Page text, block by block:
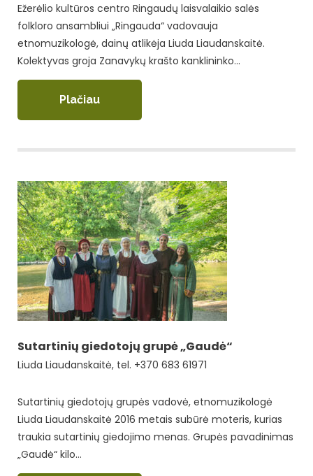
Ežerėlio kultūros centro Ringaudų laisvalaikio salės
folkloro ansambliui „Ringauda“ vadovauja
etnomuzikologė, dainų atlikėja Liuda Liaudanskaitė.
Kolektyvas groja Zanavykų krašto kanklininko…
Plačiau
Sutartinių giedotojų grupė „Gaudė“
Liuda Liaudanskaitė, tel. +370 683 61971
Sutartinių giedotojų grupės vadovė, etnomuzikologė
Liuda Liaudanskaitė 2016 metais subūrė moteris, kurias
traukia sutartinių giedojimo menas. Grupės pavadinimas
„Gaudė“ kilo…